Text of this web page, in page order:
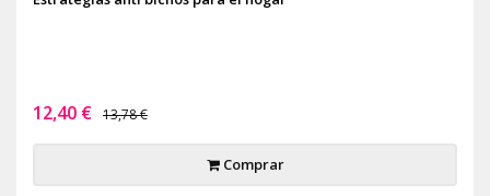
12,40 € 13,78 €
Comprar